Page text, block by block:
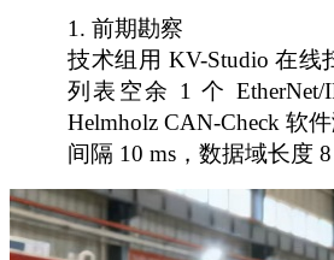
1. 前期勘察
技术组用 KV-Studio 在线
列表空余 1 个
Helmholz CAN-Check 软
间隔 10 ms，数据域长度 8